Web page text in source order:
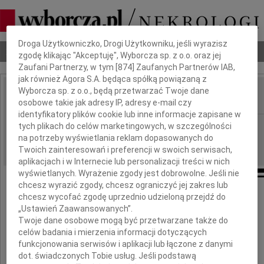
Nekrologi Odeszli Poradnik pogrzebowy
IMIĘ I NAZWISKO:
REGION: Wrocław
DATA EMISJI: 21.05.2010
Wyrazy głębokiego współczucia Koledze
Bogdanowi Kasprzykowi
Dbamy o Twoją prywatność
Droga Użytkowniczko, Drogi Użytkowniku, jeśli wyrazisz
zgodę klikając "Akceptuję", Wyborcza sp. z o.o. oraz jej
Zaufani Partnerzy, w tym [874 ] Zaufanych Partnerów IAB,
jak również Agora S.A. będąca spółką powiązaną z
Wyborcza sp. z o.o., będą przetwarzać Twoje dane
osobowe takie jak adresy IP, adresy e-mail czy
identyfikatory plików cookie lub inne informacje zapisane w
tych plikach do celów marketingowych, w szczególności
na potrzeby wyświetlania reklam dopasowanych do
Twoich zainteresowań i preferencji w swoich serwisach,
aplikacjach i w Internecie lub personalizacji treści w nich
wyświetlanych. Wyrażenie zgody jest dobrowolne. Jeśli nie
chcesz wyrazić zgody, chcesz ograniczyć jej zakres lub
chcesz wycofać zgodę uprzednio udzieloną przejdź do
„Ustawień Zaawansowanych”.
Twoje dane osobowe mogą być przetwarzane także do
celów badania i mierzenia informacji dotyczących
funkcjonowania serwisów i aplikacji lub łączone z danymi
dot. świadczonych Tobie usług. Jeśli podstawą